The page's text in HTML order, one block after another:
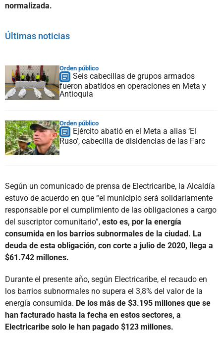
normalizada.
Últimas noticias
Orden público
Seis cabecillas de grupos armados
fueron abatidos en operaciones en Meta y
Antioquia
Orden público
Ejército abatió en el Meta a alias ‘El
Ruso’, cabecilla de disidencias de las Farc
Según un comunicado de prensa de Electricaribe, la Alcaldía
estuvo de acuerdo en que “el municipio será solidariamente
responsable por el cumplimiento de las obligaciones a cargo
del suscriptor comunitario”, esto es, por la energía
consumida en los barrios subnormales de la ciudad. La
deuda de esta obligación, con corte a julio de 2020, llega a
$61.742 millones.
Durante el presente año, según Electricaribe, el recaudo en
los barrios subnormales no supera el 3,8% del valor de la
energía consumida. De los más de $3.195 millones que se
han facturado hasta la fecha en estos sectores, a
Electricaribe solo le han pagado $123 millones.